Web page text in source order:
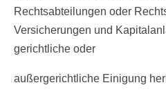
Rechtsabteilungen oder
Versicherungen und
gerichtliche oder
außergerichtliche Einigung